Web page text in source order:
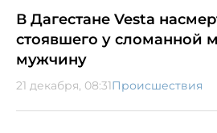
В Дагестане Vesta
стоявшего у сломанной
мужчину
21 декабря, 08:31Происшествия